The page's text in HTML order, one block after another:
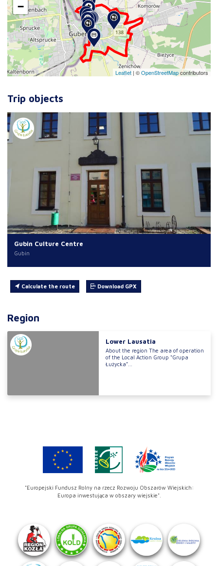
−
Leaflet | ©OpenStreetMapcontributors
Trip objects
Gubin Culture Centre
Gubin
Calculate the route Download GPX
Region
Lower Lausatia
About the region The area of operation
of the Local Action Group “Grupa
Łużycka”...
"Europejski Fundusz Rolny na rzecz Rozwoju Obszarów Wiejskich:
Europa inwestująca w obszary wiejskie".